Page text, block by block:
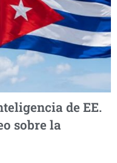
de EE.
sobre la